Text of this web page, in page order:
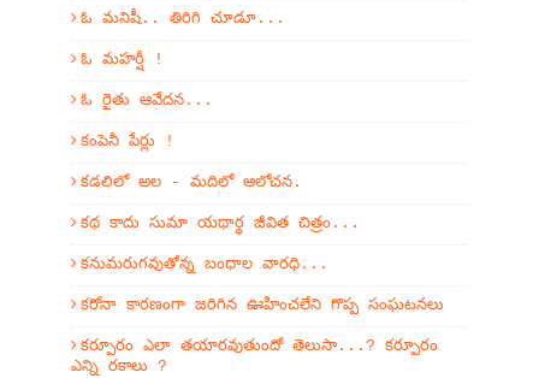
ఓ మనిషీ.. తిరిగి చూడూ...
ఓ మహర్షీ !
ఓ రైతు ఆవేదన...
కంపెనీ పేర్లు !
కడలిలో అల - మదిలో ఆలోచన.
కథ కాదు సుమా యథార్థ జీవిత చిత్రం...
కనుమరుగవుతోన్న బంధాల వారధి...
కరోనా కారణంగా జరిగిన ఊహించలేని గొప్ప సంఘటనలు
కర్పూరం ఎలా తయారవుతుందో తెలుసా...? కర్పూరం
ఎన్ని రకాలు ?